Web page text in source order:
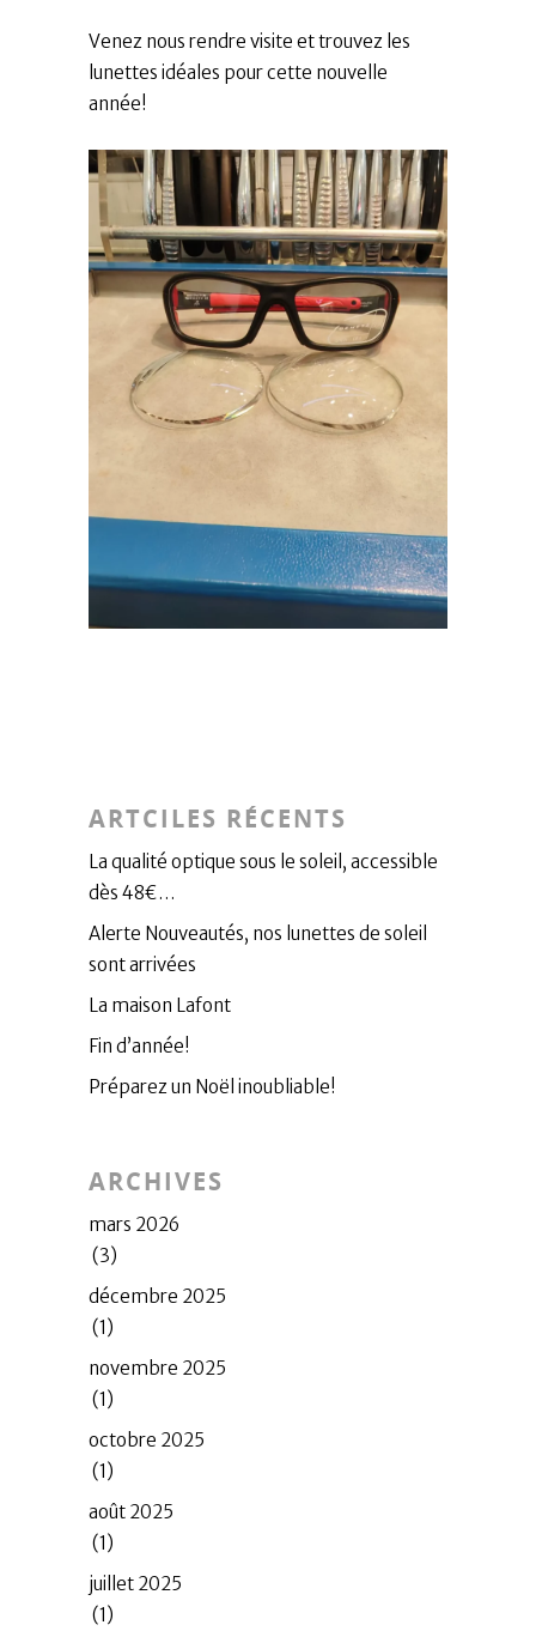
Venez nous rendre visite et trouvez les
lunettes idéales pour cette nouvelle
année!
ARTCILES RÉCENTS
La qualité optique sous le soleil, accessible
dès 48€…
Alerte Nouveautés, nos lunettes de soleil
sont arrivées
La maison Lafont
Fin d’année!
Préparez un Noël inoubliable!
ARCHIVES
mars 2026
(3)
décembre 2025
(1)
novembre 2025
(1)
octobre 2025
(1)
août 2025
(1)
juillet 2025
(1)